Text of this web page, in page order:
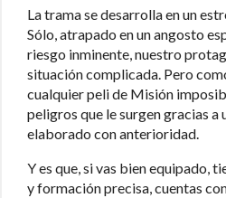
La trama se desarrolla en un
Sólo, atrapado en un angosto
riesgo inminente, nuestro
situación complicada. Pero
cualquier peli de Misión
peligros que le surgen gracias a
elaborado con anterioridad.
Y es que, si vas bien equipado,
y formación precisa, cuentas